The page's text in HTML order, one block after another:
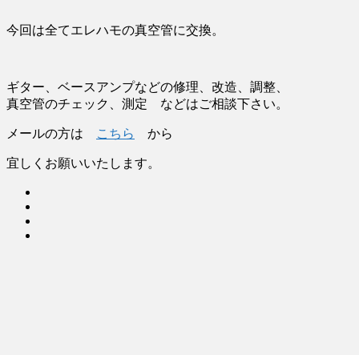
今回は全てエレハモの真空管に交換。
ギター、ベースアンプなどの修理、改造、調整、
真空管のチェック、測定 などはご相談下さい。
メールの方は こちら から
宜しくお願いいたします。